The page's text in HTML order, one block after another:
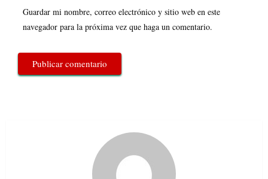
Guardar mi nombre, correo electrónico y sitio web en este
navegador para la próxima vez que haga un comentario.